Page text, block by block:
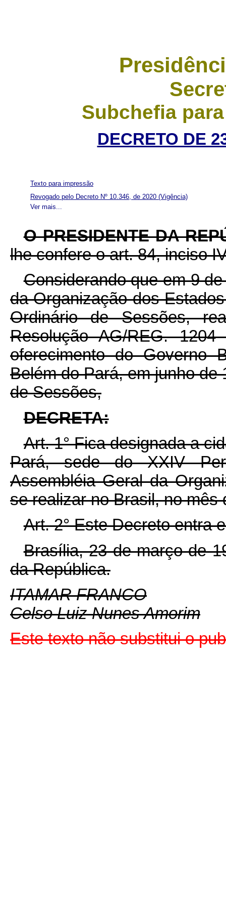
Subchefia
DECRETO DE
Ver mais...
Texto para impressão
Revogado pelo Decreto Nº 10.346, de 2020 (Vigência)
O PRESIDENTE DA
lhe confere o art. 84, inciso
Considerando que em 9
da Organização dos
Ordinário de Sessões,
Resolução AG/REG.
oferecimento do Governo
Belém do Pará, em junho
de Sessões,
DECRETA:
Art. 1° Fica designada a
Pará, sede do XXIV
Assembléia Geral da
se realizar no Brasil, no mês
Art. 2° Este Decreto entra
Brasília, 23 de março de
da República.
ITAMAR FRANCO
Celso Luiz Nunes Amorim
Este texto não substitui o